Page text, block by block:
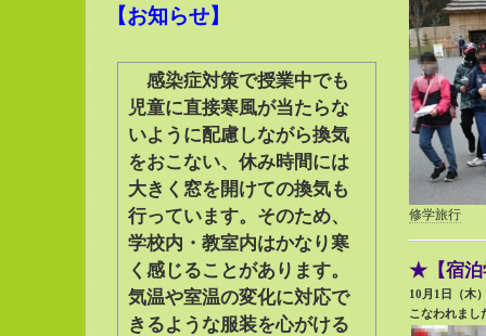
【お知らせ】
感染症対策で授業中でも
児童に直接寒風が当たらな
いように配慮しながら換気
をおこない、休み時間には
大きく窓を開けての換気も
行っています。そのため、
学校内・教室内はかなり寒
く感じることがあります。
気温や室温の変化に対応で
きるような服装を心がける
修学旅行
★【宿泊
10月1日（木
こなわれまし